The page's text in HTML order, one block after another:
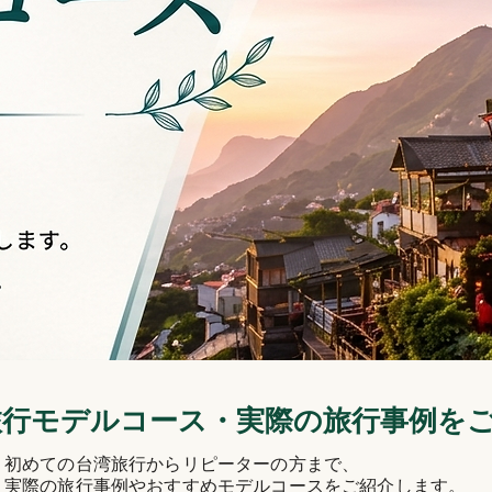
モデルコース・実際の旅行事例を
初めての台湾旅行からリピーターの方まで、
実際の旅行事例やおすすめモデルコースをご紹介します。